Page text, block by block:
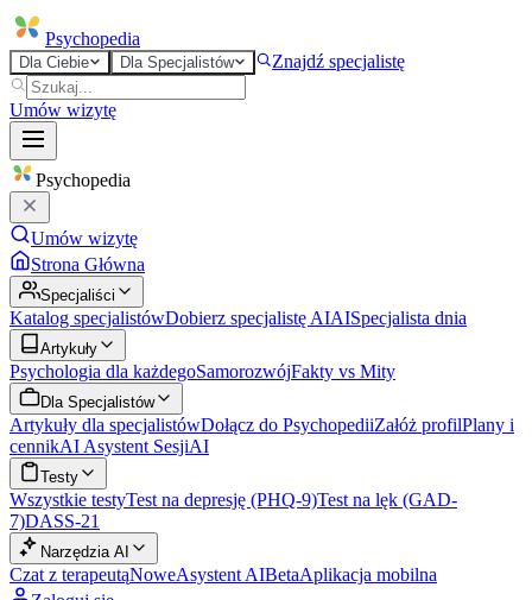
Psychopedia
Dla Ciebie Dla Specjalistów Znajdź specjalistę
Umów wizytę
Psychopedia
Umów wizytę
Strona Główna
Specjaliści
Katalog specjalistówDobierz specjalistę AIAISpecjalista dnia
Artykuły
Psychologia dla każdegoSamorozwójFakty vs Mity
Dla Specjalistów
Artykuły dla specjalistówDołącz do PsychopediiZałóż profilPlany i
cennikAI Asystent SesjiAI
Testy
Wszystkie testyTest na depresję (PHQ-9)Test na lęk (GAD-
7)DASS-21
Narzędzia AI
Czat z terapeutąNoweAsystent AIBetaAplikacja mobilna